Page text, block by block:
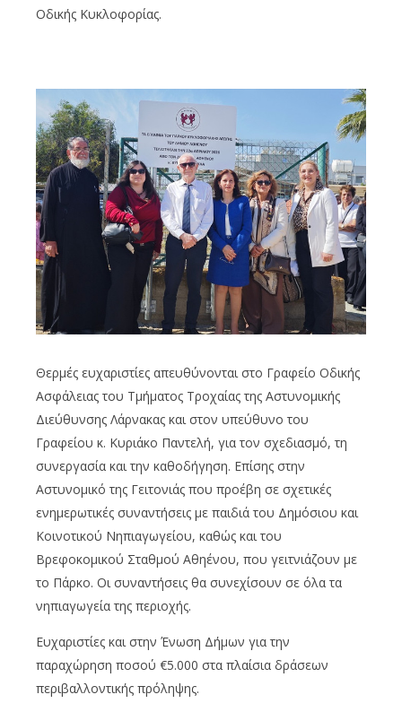
Οδικής Κυκλοφορίας.
Θερμές ευχαριστίες απευθύνονται στο Γραφείο Οδικής
Ασφάλειας του Τμήματος Τροχαίας της Αστυνομικής
Διεύθυνσης Λάρνακας και στον υπεύθυνο του
Γραφείου κ. Κυριάκο Παντελή, για τον σχεδιασμό, τη
συνεργασία και την καθοδήγηση. Επίσης στην
Αστυνομικό της Γειτονιάς που προέβη σε σχετικές
ενημερωτικές συναντήσεις με παιδιά του Δημόσιου και
Κοινοτικού Νηπιαγωγείου, καθώς και του
Βρεφοκομικού Σταθμού Αθηένου, που γειτνιάζουν με
το Πάρκο. Οι συναντήσεις θα συνεχίσουν σε όλα τα
νηπιαγωγεία της περιοχής.
Ευχαριστίες και στην Ένωση Δήμων για την
παραχώρηση ποσού €5.000 στα πλαίσια δράσεων
περιβαλλοντικής πρόληψης.